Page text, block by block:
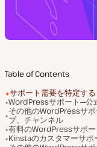
Table of Contents
サポート需要を特定する
WordPressサポート─公
その他のWordPressサ
プ、チャンネル
有料のWordPressサポー
Kinstaのカスタマーサポ